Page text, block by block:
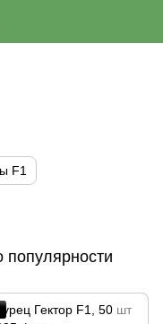
F1
популярности